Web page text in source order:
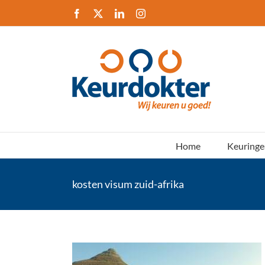
inhoud
Facebook LinkedInInstagram
Home
kosten visum zuid-afrika